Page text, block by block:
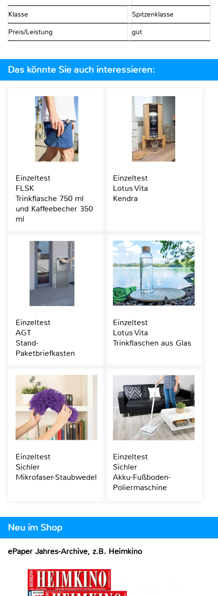
Klasse Spitzenklasse
Preis/Leistung gut
Neu im Shop
ePaper Jahres-Archive, z.B. Heimkino
Das könnte Sie auch interessieren:
Einzeltest
FLSK
Trinkflasche 750 ml
und Kaffeebecher 350
ml
Einzeltest
Lotus Vita
Kendra
Einzeltest
AGT
Stand-
Paketbriefkasten
Einzeltest
Lotus Vita
Trinkflaschen aus Glas
Einzeltest
Sichler
Mikrofaser-Staubwedel
Einzeltest
Sichler
Akku-Fußboden-
Poliermaschine